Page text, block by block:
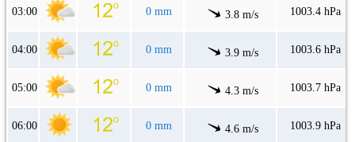
03:00 0 mm 3.8 m/s 1003.4 hPa
04:00 0 mm 3.9 m/s 1003.6 hPa
05:00 0 mm 4.3 m/s 1003.7 hPa
06:00 0 mm 4.6 m/s 1003.9 hPa